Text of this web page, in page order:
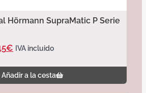
Hörmann SupraMatic P Serie
€ IVA incluido
Añadir a la cesta